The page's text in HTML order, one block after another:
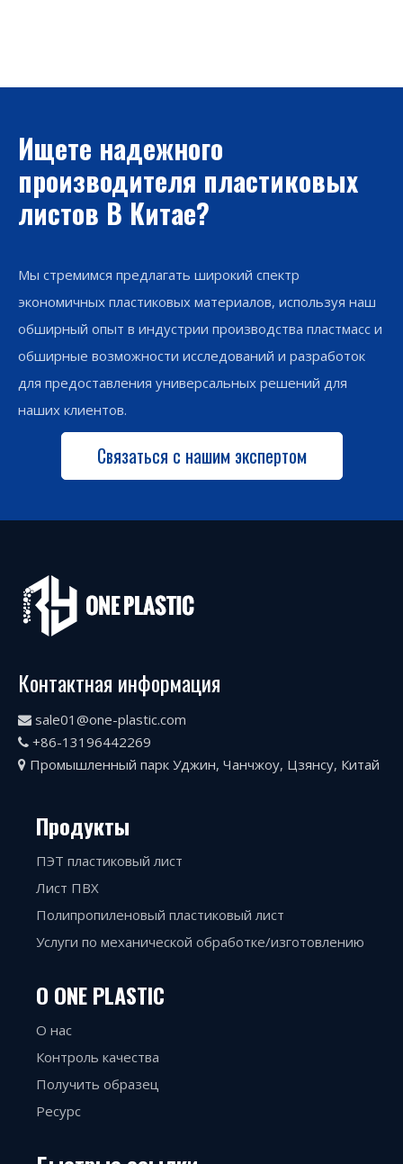
Ищете надежного
производителя пластиковых
листов В Китае?
Мы стремимся предлагать широкий спектр
экономичных пластиковых материалов, используя наш
обширный опыт в индустрии производства пластмасс и
обширные возможности исследований и разработок
для предоставления универсальных решений для
наших клиентов.
Связаться с нашим экспертом
Контактная информация
 sale01@one-plastic.com
 +86-13196442269
 Промышленный парк Уджин, Чанчжоу, Цзянсу, Китай
Продукты
ПЭТ пластиковый лист
Лист ПВХ
Полипропиленовый пластиковый лист
Услуги по механической обработке/изготовлению
О ONE PLASTIC
О нас
Контроль качества
Получить образец
Ресурс